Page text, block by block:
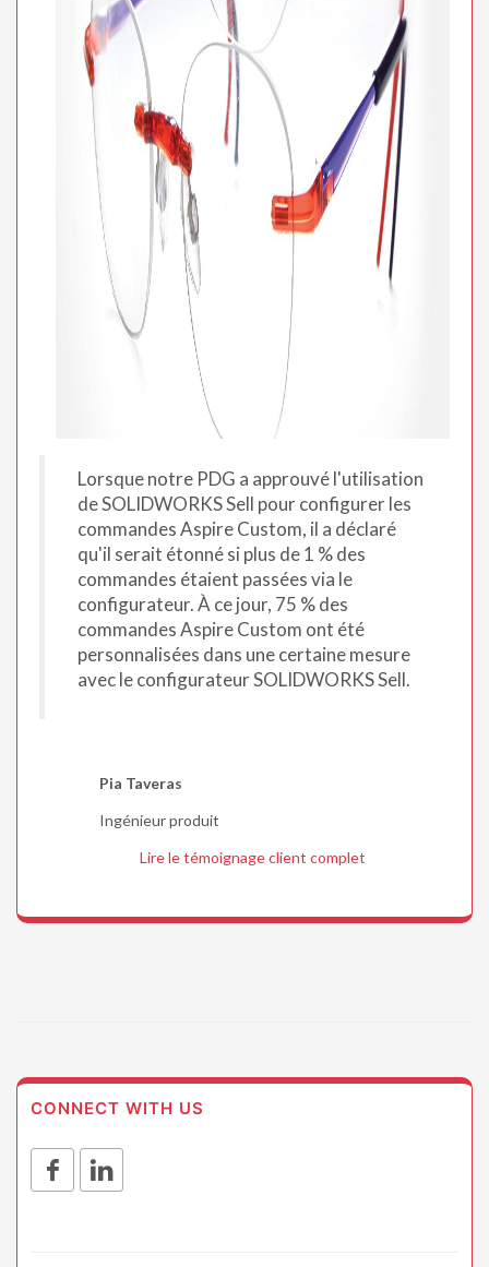
Lorsque notre PDG a approuvé l'utilisation
de SOLIDWORKS Sell pour configurer les
commandes Aspire Custom, il a déclaré
qu'il serait étonné si plus de 1 % des
commandes étaient passées via le
configurateur. À ce jour, 75 % des
commandes Aspire Custom ont été
personnalisées dans une certaine mesure
avec le configurateur SOLIDWORKS Sell.
Pia Taveras
Ingénieur produit
Lire le témoignage client complet
CONNECT WITH US